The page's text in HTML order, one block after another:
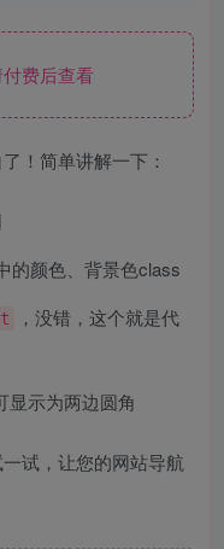
费后查看
！简单讲解一下：
的颜色、背景色class
，没错，这个就是代
显示为两边圆角
试，让您的网站导航